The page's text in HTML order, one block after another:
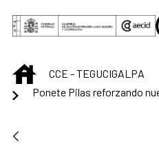
Saltar al contenido principal
INICIOCCE - TEGUCIGALPA